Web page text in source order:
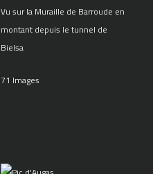
Vu sur la Muraille de Barroude en
montant depuis le tunnel de
Bielsa
71 Images